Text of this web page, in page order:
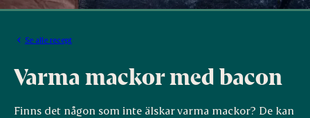
Se alle recept
Varma mackor med bacon
Finns det någon som inte älskar varma mackor? De kan